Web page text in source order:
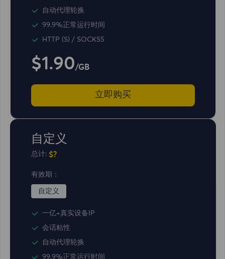
自动代理轮换
99.9%正常运行时间
HTTP (S) / SOCKS5
$1.90/GB
立即购买
自定义
总计: $?
有效期：
自定义
一亿+真实设备IP
会话粘性
自动代理轮换
99.9%正常运行时间